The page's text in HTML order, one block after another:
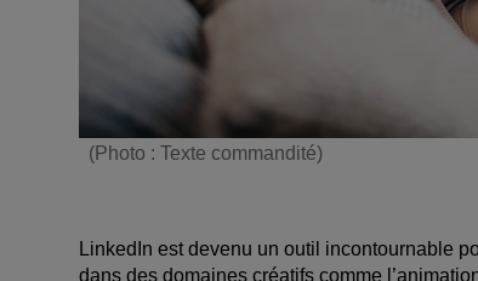
(Photo : Texte commandité)
LinkedIn est devenu un outil incontournable
dans des domaines créatifs comme